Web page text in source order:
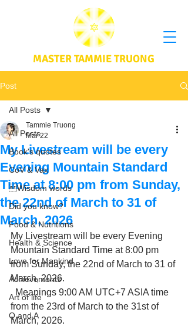
MASTER TAMMIE TRUONG
Post
All Posts
Book's quotes
CoV & Vax
Wisdom words
Did you know?
Food & Nutritions
Health & Science
Love for Mankind
Achievements
Art of life
Q and A
All Posts
My Livestream will be every
Evening Mountain Standard
Time at 8:00 pm from Sunday,
the 22nd of March to 31 of
March, 2026
Tammie Truong
Mar 22
My Livestream will be every Evening
Mountain Standard Time at 8:00 pm
from Sunday, the 22nd of March to 31 of
March, 2026.
. Meanings 9:00 AM UTC+7 ASIA time
from the 23rd of March to the 31st of
March, 2026.